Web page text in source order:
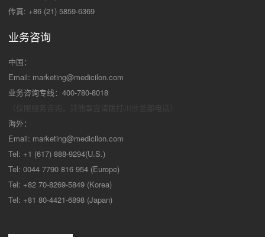
传真: +86 (21) 5859-6369
业务咨询
中国：
Email: marketing@medicilon.com
业务咨询专线：400-780-8018
海外：
Email: marketing@medicilon.com
Tel: +1 (617) 888-9294(U.S.)
Tel: 0044 7790 816 954 (Europe)
Tel: +82 70-8269-5849 (Korea)
Tel: +81 80-4421-6898 (Japan)